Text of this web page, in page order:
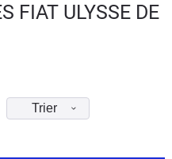
FIAT ULYSSE DE
Trier